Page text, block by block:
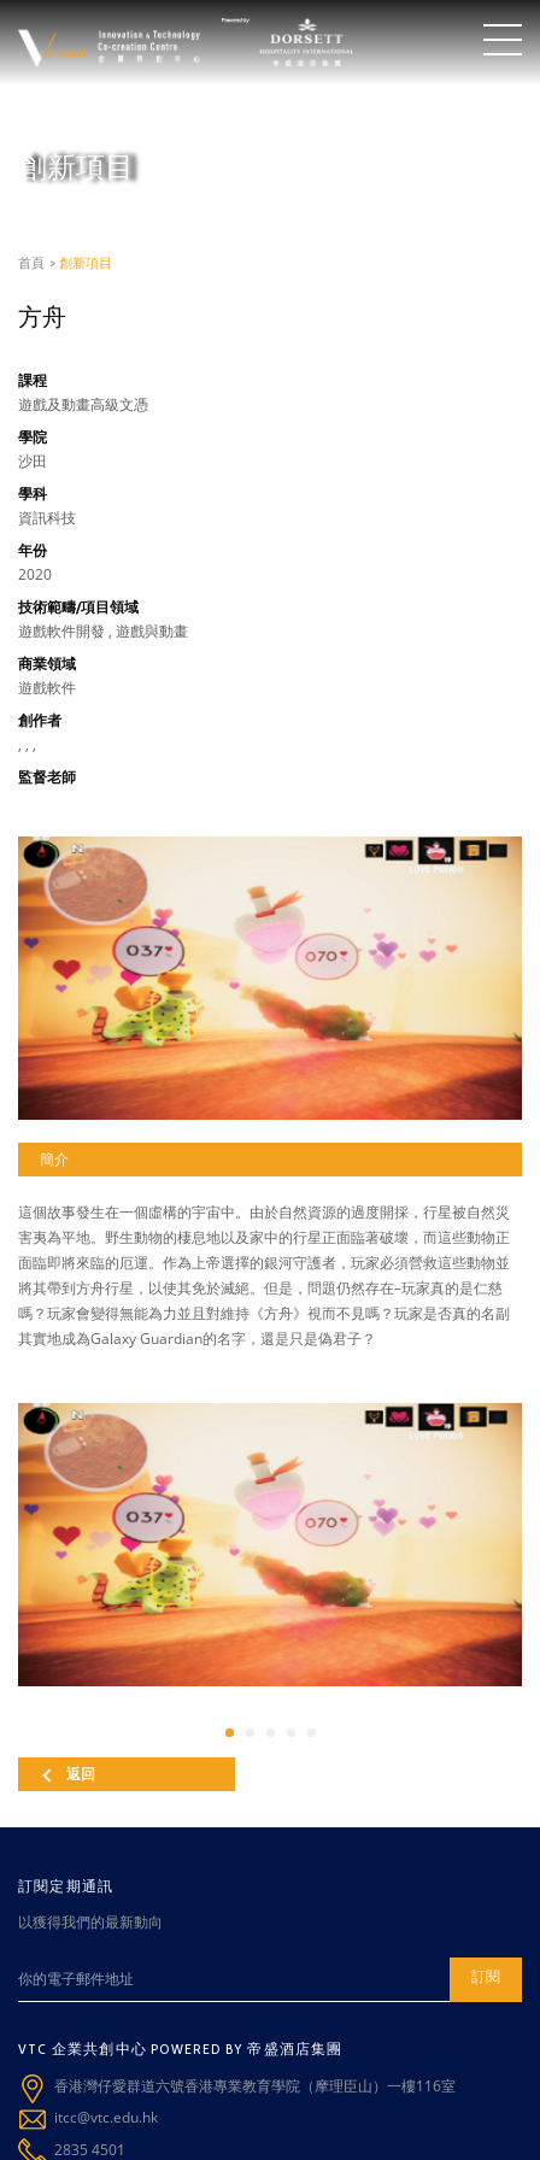
創新項目
首頁 > 創新項目
方舟
課程
遊戲及動畫高級文憑
學院
沙田
學科
資訊科技
年份
2020
技術範疇/項目領域
遊戲軟件開發 , 遊戲與動畫
商業領域
遊戲軟件
創作者
, , ,
監督老師
簡介
這個故事發生在一個虛構的宇宙中。由於自然資源的過度開採，行星被自然災
害夷為平地。野生動物的棲息地以及家中的行星正面臨著破壞，而這些動物正
面臨即將來臨的厄運。作為上帝選擇的銀河守護者，玩家必須營救這些動物並
將其帶到方舟行星，以使其免於滅絕。但是，問題仍然存在–玩家真的是仁慈
嗎？玩家會變得無能為力並且對維持《方舟》視而不見嗎？玩家是否真的名副
其實地成為Galaxy Guardian的名字，還是只是偽君子？
返回
訂閱定期通訊
以獲得我們的最新動向
訂閱
VTC 企業共創中心 POWERED BY 帝盛酒店集團
香港灣仔愛群道六號香港專業教育學院（摩理臣山）一樓116室
itcc@vtc.edu.hk
2835 4501